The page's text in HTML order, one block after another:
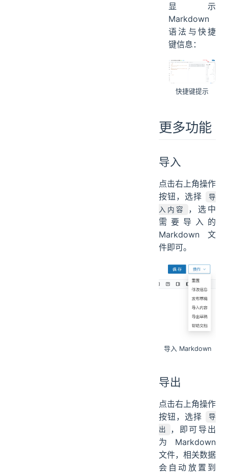
显示
Markdown
语法与快捷
键信息：
快捷键提示
更多功能
导入
点击右上角操作
按钮，选择
导
入内容
，选中
需要导入的
Markdown 文
件即可。
导入 Markdown
导出
点击右上角操作
按钮，选择
导
出
，即可导出
为 Markdown
文件，相关数据
会自动放置到